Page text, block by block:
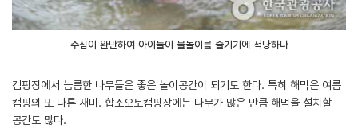
수심이 완만하여 아이들이 물놀이를 즐기기에 적당하다
캠핑장에서 늠름한 나무들은 좋은 놀이공간이 되기도 한다. 특히 해먹은 여름
캠핑의 또 다른 재미. 합소오토캠핑장에는 나무가 많은 만큼 해먹을 설치할
공간도 많다.